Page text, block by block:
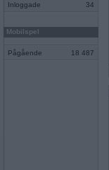
Inloggade 34
Mobilspel
Pågående 18 487